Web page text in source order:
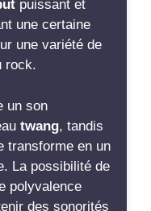
construit,
aux détails,
les bruits
avec des
bien qu’il
dans
est
et il est
de500k